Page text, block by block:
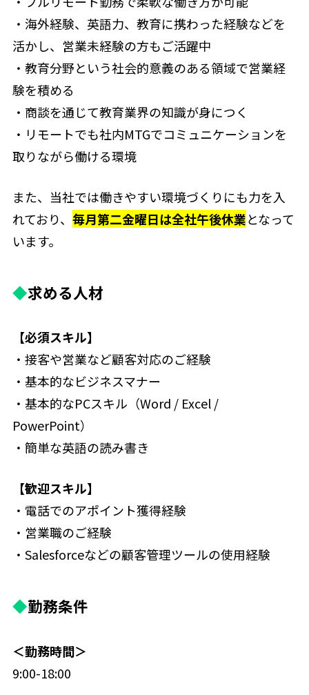
・海外経験、英語力、教育に携わった経験などを
活かし、営業未経験の方もご活躍中
・教育分野という社会的意義のある領域で営業経
験を積める
・商談を通じて教育業界の知識が身につく
・リモートでも社内MTGでコミュニケーションを
取りながら働ける環境
また、当社では働きやすい環境づくりにも力を入
れており、 毎月第二金曜日は全社午後休業となって
います。
◆求める人材
【必須スキル】
・接客や営業など顧客対応のご経験
・基本的なビジネスマナー
・基本的なPCスキル（Word / Excel /
PowerPoint）
・簡単な英語の読み書き
【歓迎スキル】
・電話でのアポイント獲得経験
・営業職のご経験
・Salesforceなどの顧客管理ツールの使用経験
◆勤務条件
＜勤務時間＞
9:00-18:00